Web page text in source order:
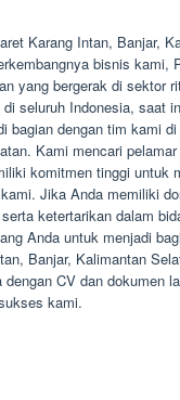
Karang Intan, Banjar,
bisnis kami,
yang bergerak di sektor
seluruh Indonesia, saat
bagian dengan tim kami
Kami mencari
komitmen tinggi untuk
Jika Anda memiliki
ketertarikan dalam
Anda untuk menjadi
Banjar, Kalimantan
CV dan dokumen
kami.